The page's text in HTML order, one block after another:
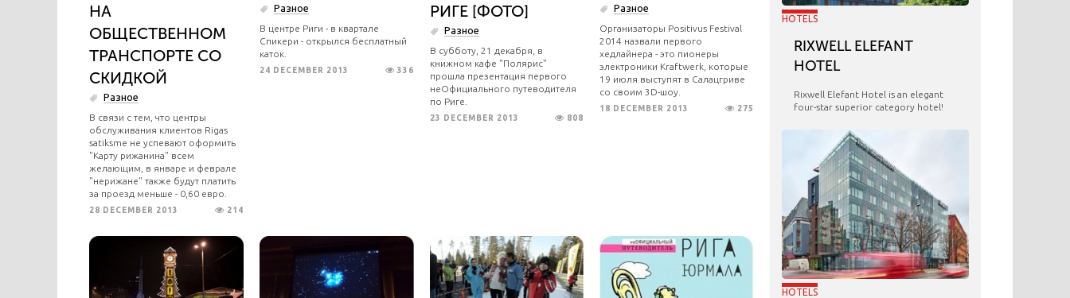
НА
ОБЩЕСТВЕННОМ
ТРАНСПОРТЕ СО
СКИДКОЙ
Разное
В связи с тем, что центры
обслуживания клиентов Rigas
satiksme не успевают оформить
"Карту рижанина" всем
желающим, в январе и феврале
"нерижане" также будут платить
за проезд меньше - 0,60 евро.
28 DECEMBER 2013 214
Разное
В центре Риги - в квартале
Спикери - открылся бесплатный
каток.
24 DECEMBER 2013 336
РИГЕ [ФОТО]
Разное
В субботу, 21 декабря, в
книжном кафе "Полярис"
прошла презентация первого
неОфициального путеводителя
по Риге.
23 DECEMBER 2013 808
Разное
Организаторы Positivus Festival
2014 назвали первого
хедлайнера - это пионеры
электроники Kraftwerk, которые
19 июля выступят в Салацгриве
со своим 3D-шоу.
18 DECEMBER 2013 275
HOTELS
RIXWELL ELEFANT
HOTEL
Rixwell Elefant Hotel is an elegant
four-star superior category hotel!
HOTELS